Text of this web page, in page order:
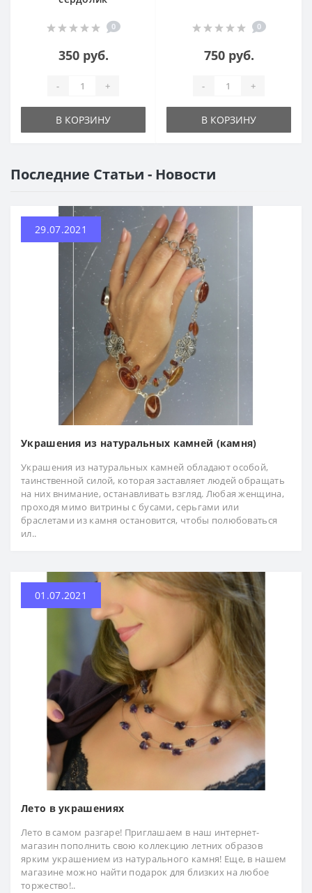
0
350 руб.
- +
В КОРЗИНУ
0
750 руб.
- +
В КОРЗИНУ
Последние Статьи - Новости
29.07.2021
Украшения из натуральных камней (камня)
Украшения из натуральных камней обладают особой,
таинственной силой, которая заставляет людей обращать
на них внимание, останавливать взгляд. Любая женщина,
проходя мимо витрины с бусами, серьгами или
браслетами из камня остановится, чтобы полюбоваться
ил..
01.07.2021
Лето в украшениях
Лето в самом разгаре! Приглашаем в наш интернет-
магазин пополнить cвою коллекцию летних образов
ярким украшением из натурального камня! Еще, в нашем
магазине можно найти подарок для близких на любое
торжество!..